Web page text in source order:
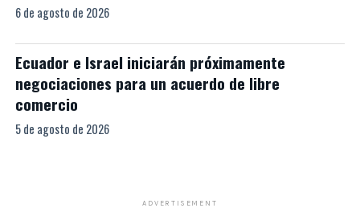
6 de agosto de 2026
Ecuador e Israel iniciarán próximamente
negociaciones para un acuerdo de libre
comercio
5 de agosto de 2026
ADVERTISEMENT